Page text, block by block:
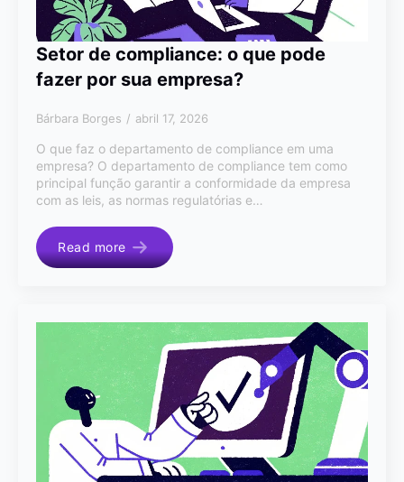
Setor de compliance: o que pode
fazer por sua empresa?
Bárbara Borges abril 17, 2026
O que faz o departamento de compliance em uma
empresa? O departamento de compliance tem como
principal função garantir a conformidade da empresa
com as leis, as normas regulatórias e…
Read more